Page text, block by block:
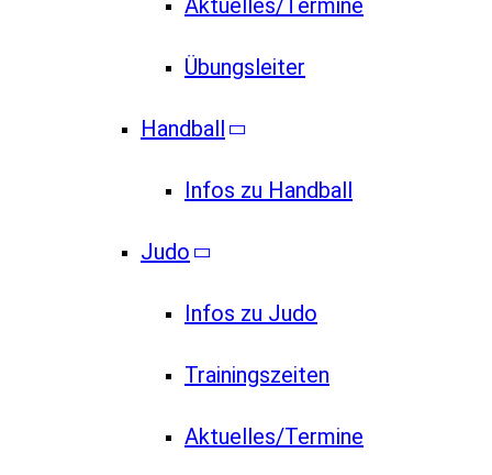
Aktuelles/Termine
Übungsleiter
Handball
Infos zu Handball
Judo
Infos zu Judo
Trainingszeiten
Aktuelles/Termine